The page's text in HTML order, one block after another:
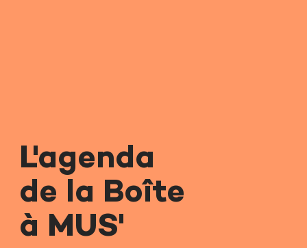
L'agenda
de la Boîte
à MUS'